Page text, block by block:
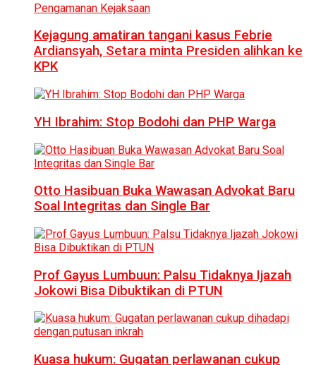
Kejagung amatiran tangani kasus Febrie
Ardiansyah, Setara minta Presiden alihkan ke
KPK
YH Ibrahim: Stop Bodohi dan PHP Warga
Otto Hasibuan Buka Wawasan Advokat Baru
Soal Integritas dan Single Bar
Prof Gayus Lumbuun: Palsu Tidaknya Ijazah
Jokowi Bisa Dibuktikan di PTUN
Kuasa hukum: Gugatan perlawanan cukup